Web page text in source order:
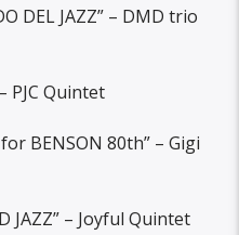
DEL JAZZ” – DMD trio
PJC Quintet
BENSON 80th” – Gigi
JAZZ” – Joyful Quintet